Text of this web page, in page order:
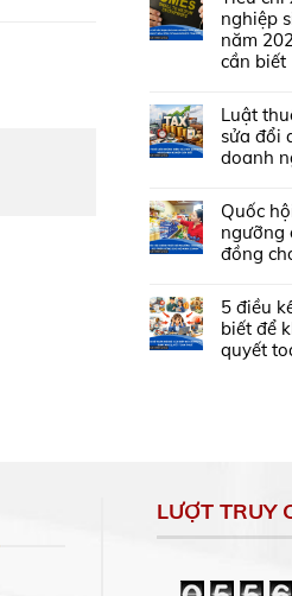
nghiệp
năm
cần biết
Luật
sửa đổi
doanh
Quốc
ngưỡng
đồng
5 điều
biết để
quyết
LƯỢT TRUY